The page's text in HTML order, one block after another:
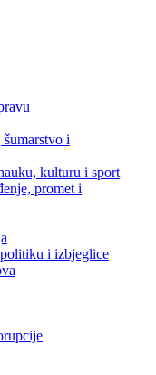
i
kulturu i sport
promet i
i izbjeglice